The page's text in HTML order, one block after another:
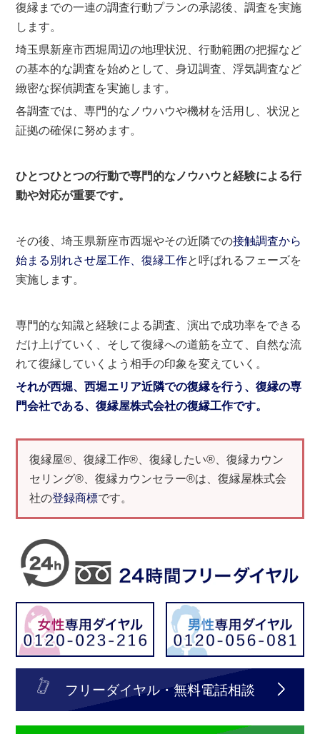
復縁までの一連の調査行動プランの承認後、調査を実施
します。
埼玉県新座市西堀周辺の地理状況、行動範囲の把握など
の基本的な調査を始めとして、身辺調査、浮気調査など
緻密な探偵調査を実施します。
各調査では、専門的なノウハウや機材を活用し、状況と
証拠の確保に努めます。
ひとつひとつの行動で専門的なノウハウと経験による行
動や対応が重要です。
その後、埼玉県新座市西堀やその近隣での接触調査から
始まる別れさせ屋工作、復縁工作と呼ばれるフェーズを
実施します。
専門的な知識と経験による調査、演出で成功率をできる
だけ上げていく、そして復縁への道筋を立て、自然な流
れて復縁していくよう相手の印象を変えていく。
それが西堀、西堀エリア近隣での復縁を行う、復縁の専
門会社である、復縁屋株式会社の復縁工作です。
復縁屋®、復縁工作®、復縁したい®、復縁カウン
セリング®、復縁カウンセラー®は、復縁屋株式会
社の登録商標です。
フリーダイヤル・無料電話相談